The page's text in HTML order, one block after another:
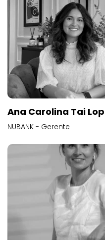
Ana Carolina Tai
NUBANK - Gerente